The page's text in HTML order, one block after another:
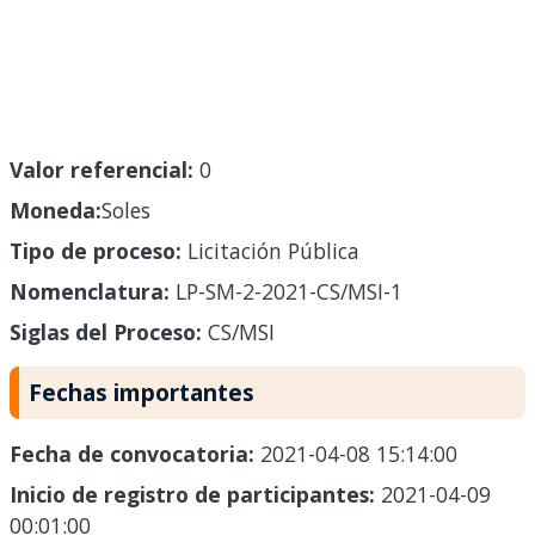
Valor referencial: 0
Moneda:Soles
Tipo de proceso: Licitación Pública
Nomenclatura: LP-SM-2-2021-CS/MSI-1
Siglas del Proceso: CS/MSI
Fechas importantes
Fecha de convocatoria: 2021-04-08 15:14:00
Inicio de registro de participantes: 2021-04-09
00:01:00